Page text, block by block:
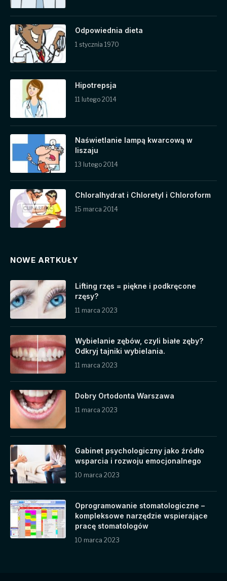
Odpowiednia dieta
1 stycznia 1970
Hipotrepsja
11 lutego 2014
Naświetlanie lampą kwarcową w
liszaju
13 lutego 2014
Chloralhydrat i Chloretyl i Chloroform
15 marca 2014
NOWE ARTKUŁY
Lifting rzęs = piękne i podkręcone
rzęsy?
11 marca 2023
Wybielanie zębów, czyli białe zęby?
Odkryj tajniki wybielania.
11 marca 2023
Dobry Ortodonta Warszawa
11 marca 2023
Gabinet psychologiczny jako źródło
wsparcia i rozwoju emocjonalnego
10 marca 2023
Oprogramowanie stomatologiczne –
kompleksowe narzędzie wspierające
pracę stomatologów
10 marca 2023